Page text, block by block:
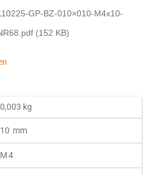
GP-BZ-010×010-M4x10-
(152 KB)
0,003 kg
10
4